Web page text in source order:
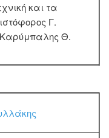
και τα
Γ.
Θ.